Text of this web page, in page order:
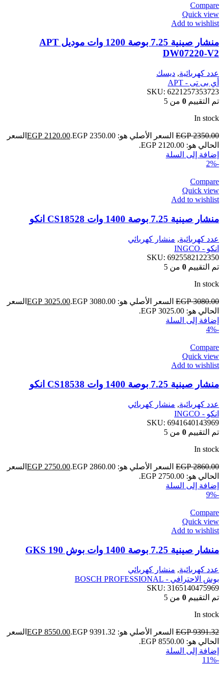
Compare
Quick view
Add to wishlist
منشار صينية 7.25 بوصة 1200 وات موديل APT
DW07220-V2
عدد كهربائية, ديسك
أي بى تى - APT
SKU: 6221257353723
تم التقييم 0 من 5
In stock
EGP2350.00 السعر الأصلي هو: EGP 2350.00. EGP 2120.00
السعر
الحالي هو: EGP 2120.00.
إضافة إلى السلة
-2%
Compare
Quick view
Add to wishlist
منشار صينية 7.25 بوصة 1400 وات CS18528 انكو
عدد كهربائية, منشار كهربائي
انكو - INGCO
SKU: 6925582122350
تم التقييم 0 من 5
In stock
EGP3080.00 السعر الأصلي هو: EGP 3080.00. EGP 3025.00
السعر
الحالي هو: EGP 3025.00.
إضافة إلى السلة
-4%
Compare
Quick view
Add to wishlist
منشار صينية 7.25 بوصة 1400 وات CS18538 انكو
عدد كهربائية, منشار كهربائي
انكو - INGCO
SKU: 6941640143969
تم التقييم 0 من 5
In stock
EGP2860.00 السعر الأصلي هو: EGP 2860.00. EGP 2750.00
السعر
الحالي هو: EGP 2750.00.
إضافة إلى السلة
-9%
Compare
Quick view
Add to wishlist
منشار صينية 7.25 بوصة 1400 وات بوش GKS 190
عدد كهربائية, منشار كهربائي
بوش الاحترافي - BOSCH PROFESSIONAL
SKU: 3165140475969
تم التقييم 0 من 5
In stock
EGP9391.32 السعر الأصلي هو: EGP 9391.32. EGP 8550.00
السعر
الحالي هو: EGP 8550.00.
إضافة إلى السلة
-11%